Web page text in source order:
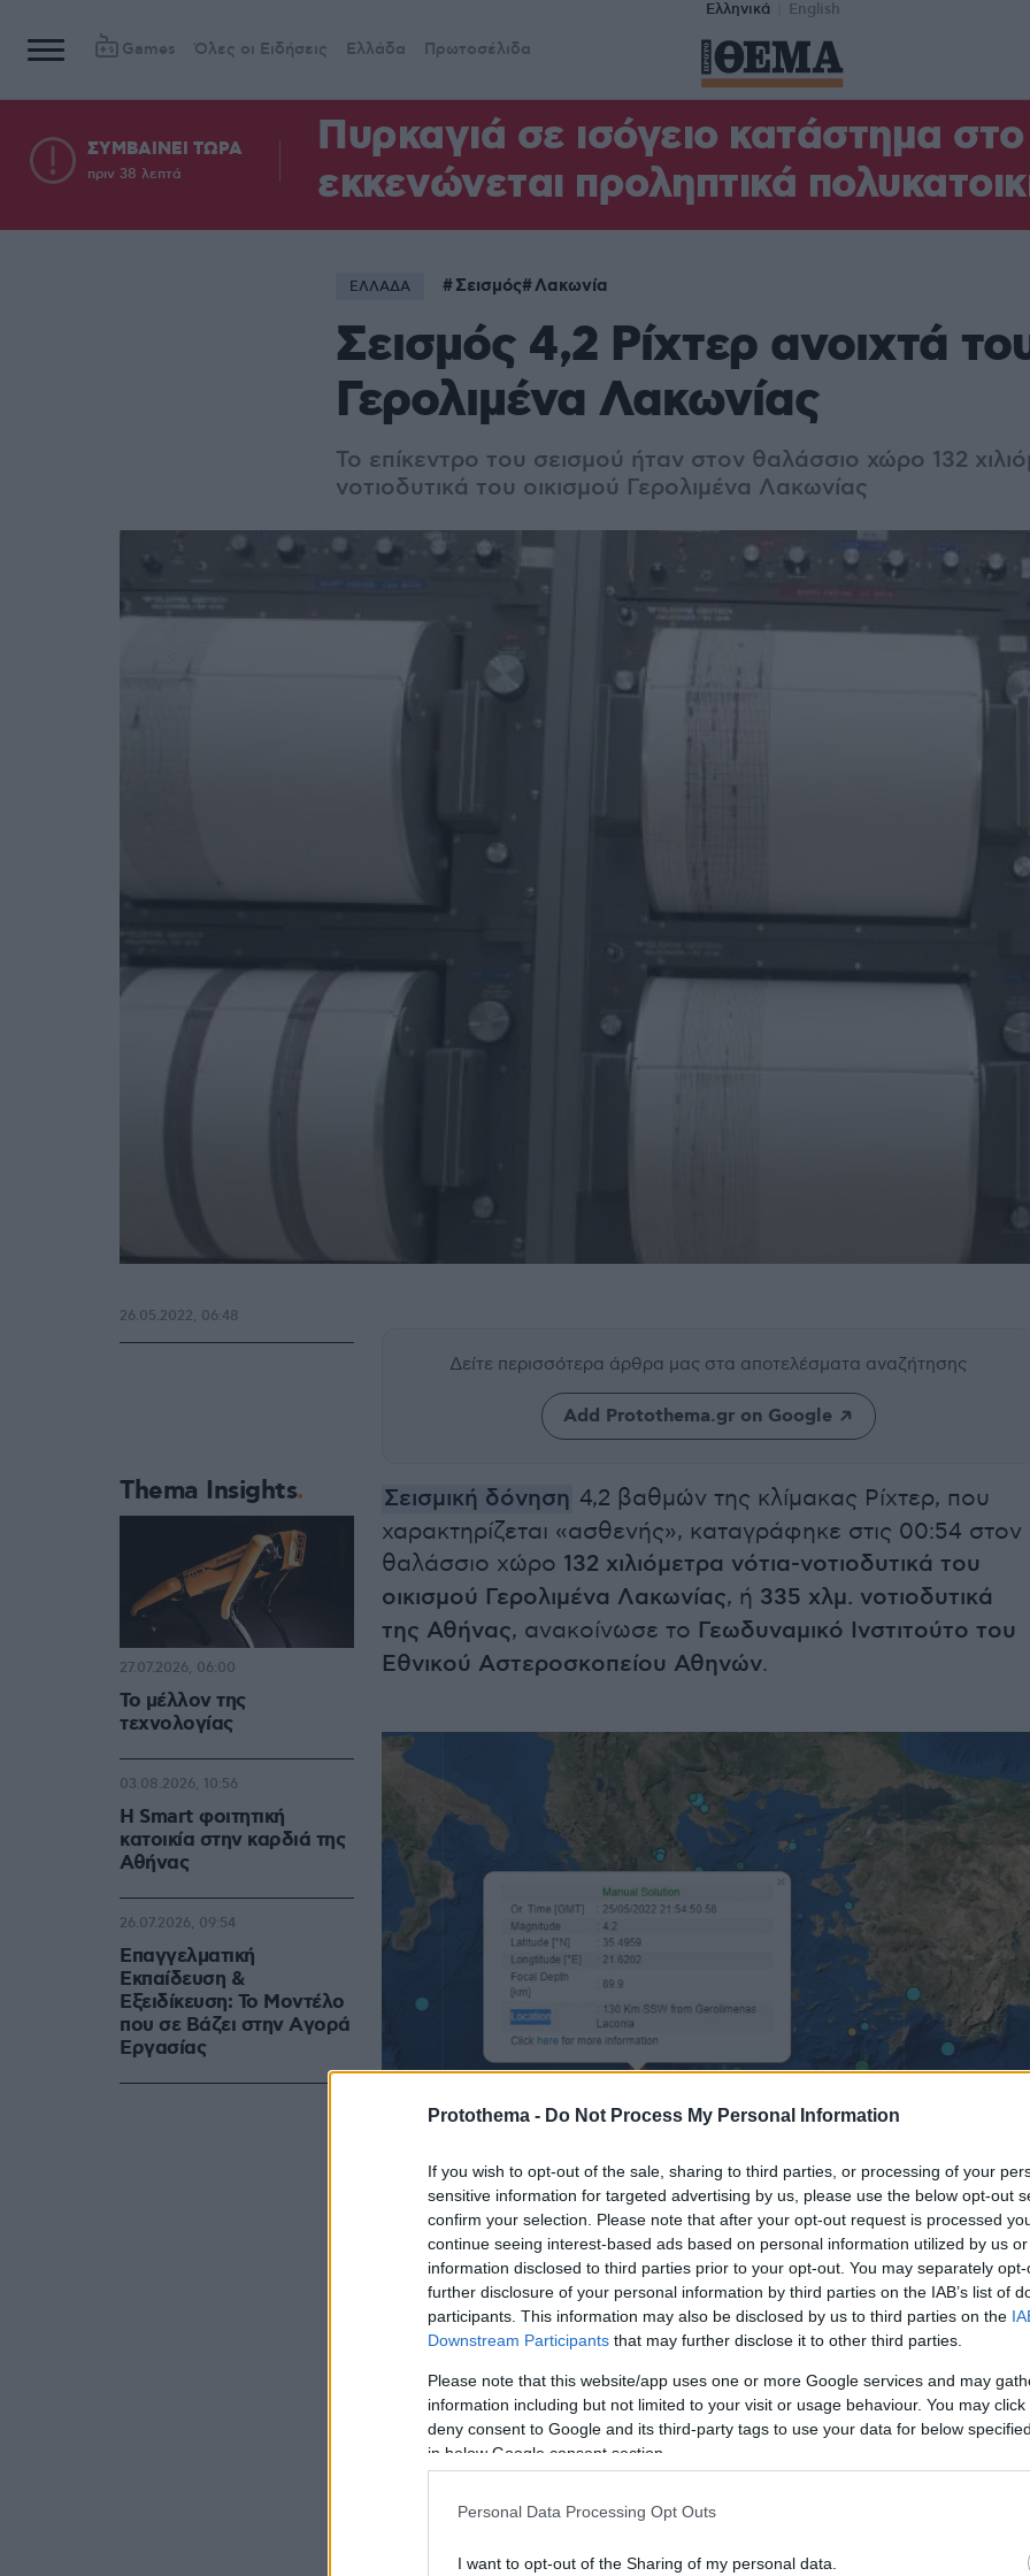
Protothema - Do Not Process My Personal Information
If you wish to opt-out of the sale, sharing to third parties, or processing of your
sensitive information for targeted advertising by us, please use the below opt-out
confirm your selection. Please note that after your opt-out request is processed
continue seeing interest-based ads based on personal information utilized by us
information disclosed to third parties prior to your opt-out. You may separately
further disclosure of your personal information by third parties on the IAB’s list of
participants. This information may also be disclosed by us to third parties on the
Downstream Participants that may further disclose it to other third parties.
Please note that this website/app uses one or more Google services and may
information including but not limited to your visit or usage behaviour. You may
deny consent to Google and its third-party tags to use your data for below
in below Google consent section.
Personal Data Processing Opt Outs
I want to opt-out of the Sharing of my personal data.
Ελληνικά English
Games Όλες οι Ειδήσεις Ελλάδα Πρωτοσέλιδα
ΣΥΜΒΑΙΝΕΙ ΤΩΡΑ
πριν 38 λεπτά
Πυρκαγιά σε ισόγειο κατάστημα
εκκενώνεται προληπτικά
ΕΛΛΑΔΑ Σεισμός Λακωνία
Σεισμός 4,2 Ρίχτερ ανοιχτά
Γερολιμένα Λακωνίας
Το επίκεντρο του σεισμού ήταν στον θαλάσσιο χώρο 132
νοτιοδυτικά του οικισμού Γερολιμένα Λακωνίας
Δείτε περισσότερα άρθρα μας στα αποτελέσματα αναζήτησης
Add Protothema.gr on Google
Σεισμική δόνηση 4,2 βαθμών της κλίμακας Ρίχτερ, που
χαρακτηρίζεται «ασθενής», καταγράφηκε στις 00:54 στον
θαλάσσιο χώρο 132 χιλιόμετρα νότια-νοτιοδυτικά του
οικισμού Γερολιμένα Λακωνίας, ή 335 χλμ. νοτιοδυτικά
της Αθήνας, ανακοίνωσε το Γεωδυναμικό Ινστιτούτο του
Εθνικού Αστεροσκοπείου Αθηνών.
Ειδήσεις σήμερα:
Ο κυβερνήτης της Οκλαχόμας υπέγραψε νόμο που
απαγορεύει την άμβλωση από τη σύλληψη
«χώρισαν» Βρισηίδα και Μαρτίκας – Δείτε βίντεο
26.05.2022, 06:48
Thema Insights
Το μέλλον της
τεχνολογίας
27.07.2026, 06:00
Η Smart φοιτητική
κατοικία στην καρδιά της
Αθήνας
03.08.2026, 10:56
Επαγγελματική
Εκπαίδευση &
Εξειδίκευση: Το Mοντέλο
που σε Bάζει στην Aγορά
Eργασίας
26.07.2026, 09:54